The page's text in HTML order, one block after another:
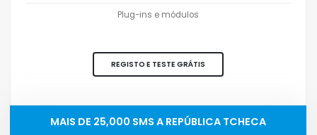
Plug-ins e módulos
REGISTO E TESTE GRÁTIS
MAIS DE 25,000 SMS A REPÚBLICA TCHECA